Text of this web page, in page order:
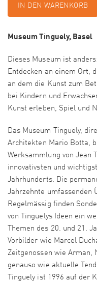
IN DEN WARENKORB
Museum Tinguely, Basel
Dieses Museum ist
Entdecken an einem Ort,
an dem die Kunst zum
bei Kindern und
Kunst erleben, Spiel und
Das Museum Tinguely,
Architekten Mario Botta,
Werksammlung von Jean
innovativsten und
Jahrhunderts. Die
Jahrzehnte umfassenden
Regelmässig finden
von Tinguelys Ideen ein
Themen des 20. und 21.
Vorbilder wie Marcel
Zeitgenossen wie Arman,
genauso wie aktuelle
Tinguely ist 1996 auf der